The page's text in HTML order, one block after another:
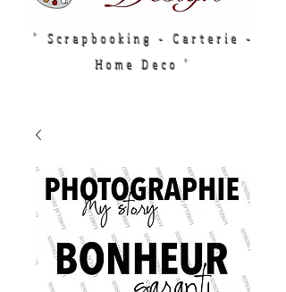
" Scrapbooking - Carterie -
Home Deco "